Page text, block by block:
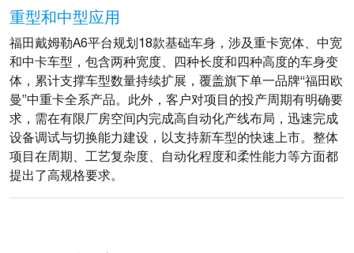
重型和中型应用
福田戴姆勒A6平台规划18款基础车身，涉及重卡宽体、中宽
和中卡车型，包含两种宽度、四种长度和四种高度的车身变
体，累计支撑车型数量持续扩展，覆盖旗下单一品牌“福田欧
曼”中重卡全系产品。此外，客户对项目的投产周期有明确要
求，需在有限厂房空间内完成高自动化产线布局，迅速完成
设备调试与切换能力建设，以支持新车型的快速上市。整体
项目在周期、工艺复杂度、自动化程度和柔性能力等方面都
提出了高规格要求。